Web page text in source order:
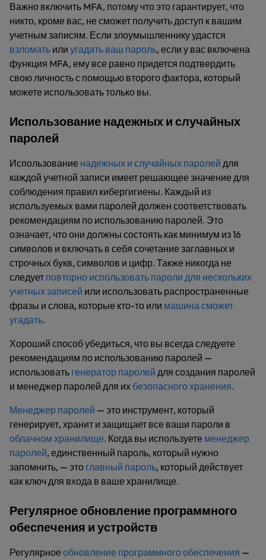
Важно включить MFA, потому что это гарантирует, что
никто, кроме вас, не сможет получить доступ к вашим
учетным записям. Если злоумышленнику удастся
взломать или угадать ваш пароль, если у вас включена
функция MFA, ему все равно придется подтвердить
свою личность с помощью второго фактора, который
можете использовать только вы.
Использование надежных и случайных
паролей
Использование надежных и случайных паролей для
каждой учетной записи имеет решающее значение для
соблюдения правил кибергигиены. Каждый из
используемых вами паролей должен соответствовать
рекомендациям по использованию паролей. Это
означает, что они должны состоять как минимум из 16
символов и включать в себя сочетание заглавных и
строчных букв, символов и цифр. Также никогда не
следует повторно использовать пароли для нескольких
учетных записей или использовать распространенные
фразы и слова, которые кто-то или машина сможет
угадать.
Хороший способ убедиться, что вы всегда следуете
рекомендациям по использованию паролей —
использовать генератор паролей для создания паролей
и менеджер паролей для их безопасного хранения.
Менеджер паролей — это инструмент, который
генерирует, хранит и защищает все ваши пароли в
облачном хранилище. Когда вы используете менеджер
паролей, единственный пароль, который нужно
запомнить, — это главный пароль, который действует
как ключ для входа в ваше хранилище.
Регулярное обновление программного
обеспечения и устройств
Регулярное обновление программного обеспечения —